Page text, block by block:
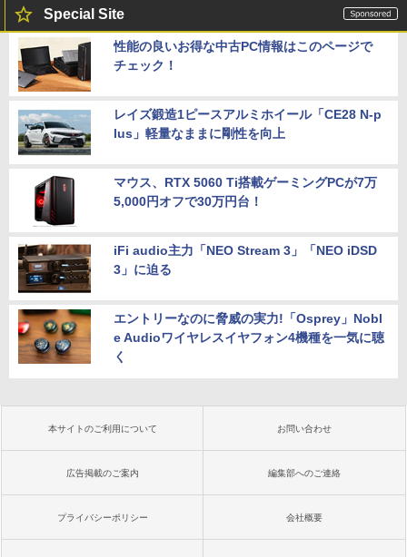
Special Site
性能の良いお得な中古PC情報はこのページで
チェック！
レイズ鍛造1ピースアルミホイール「CE28 N-p
lus」軽量なままに剛性を向上
マウス、RTX 5060 Ti搭載ゲーミングPCが7万
5,000円オフで30万円台！
iFi audio主力「NEO Stream 3」「NEO iDSD
3」に迫る
エントリーなのに脅威の実力!「Osprey」Nobl
e Audioワイヤレスイヤフォン4機種を一気に聴
く
本サイトのご利用について お問い合わせ
広告掲載のご案内 編集部へのご連絡
プライバシーポリシー 会社概要